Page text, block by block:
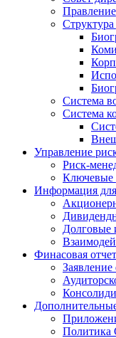
Правление
Система
Система
Управление
Риск-
Ключевые
Информация
Долговые
Финасовая
Заявление
Политика